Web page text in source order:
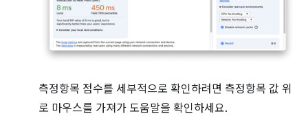
측정항목 점수를 세부적으로 확인하려면 측정항목 값 위
로 마우스를 가져가 도움말을 확인하세요.